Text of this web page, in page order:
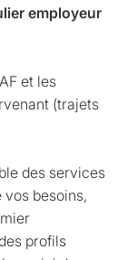
employeur
et les
(trajets
des services
besoins,
profils